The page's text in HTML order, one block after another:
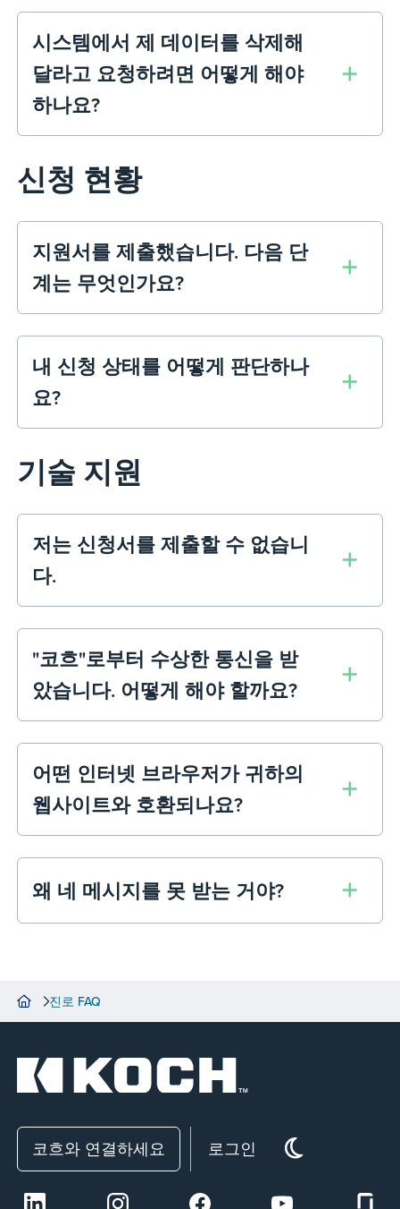
시스템에서 제 데이터를 삭제해
달라고 요청하려면 어떻게 해야
하나요?
신청 현황
지원서를 제출했습니다. 다음 단
계는 무엇인가요?
내 신청 상태를 어떻게 판단하나
요?
기술 지원
저는 신청서를 제출할 수 없습니
다.
"코흐"로부터 수상한 통신을 받
았습니다. 어떻게 해야 할까요?
어떤 인터넷 브라우저가 귀하의
웹사이트와 호환되나요?
추천 브라우저로는 Google Chrome, Microsoft
Edge, Safari, Firefox가 있습니다. 모바일에는
iPhone(iOS 10 이상)과 Android(5.0 이상)를 추
천합니다.
왜 네 메시지를 못 받는 거야?
진로 FAQ
코흐와 연결하세요 로그인